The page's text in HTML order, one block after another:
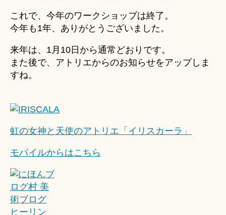
そ
の
へ
の
これで、今年のワークショップは終了。
今年も1年、ありがとうございました。
来年は、1月10日から通常どおりです。
また後で、アトリエからのお知らせをアップしま
すね。
虹の女神と天使のアトリエ「イリスカーラ」
モバイルからはこちら